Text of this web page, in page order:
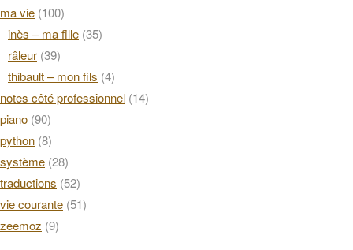
ma vie (100)
inès – ma fille (35)
râleur (39)
thibault – mon fils (4)
notes côté professionnel (14)
piano (90)
python (8)
système (28)
traductions (52)
vie courante (51)
zeemoz (9)